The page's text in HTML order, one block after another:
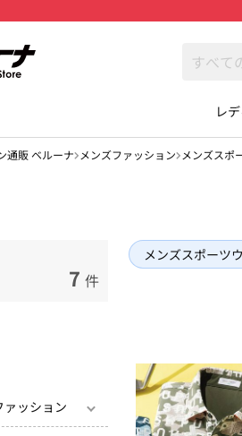
レ
通販 ベルーナ メンズファッション メンズスポ
7 件
ァッション
メンズスポーツ